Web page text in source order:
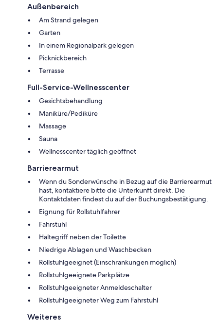
Außenbereich
Am Strand gelegen
Garten
In einem Regionalpark gelegen
Picknickbereich
Terrasse
Full-Service-Wellnesscenter
Gesichtsbehandlung
Maniküre/Pediküre
Massage
Sauna
Wellnesscenter täglich geöffnet
Barrierearmut
Wenn du Sonderwünsche in Bezug auf die Barrierearmut
hast, kontaktiere bitte die Unterkunft direkt. Die
Kontaktdaten findest du auf der Buchungsbestätigung.
Eignung für Rollstuhlfahrer
Fahrstuhl
Haltegriff neben der Toilette
Niedrige Ablagen und Waschbecken
Rollstuhlgeeignet (Einschränkungen möglich)
Rollstuhlgeeignete Parkplätze
Rollstuhlgeeigneter Anmeldeschalter
Rollstuhlgeeigneter Weg zum Fahrstuhl
Weiteres